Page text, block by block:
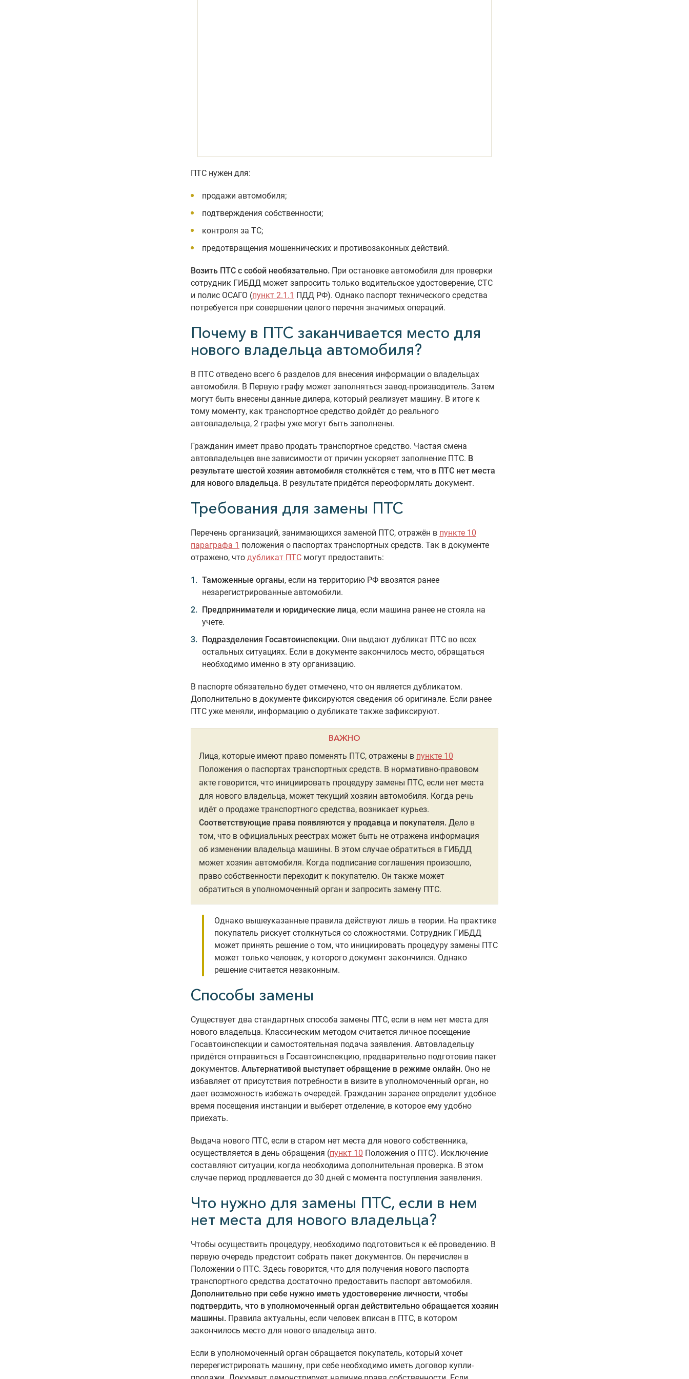
ПТС нужен для:
продажи автомобиля;
подтверждения собственности;
контроля за ТС;
предотвращения мошеннических и противозаконных действий.
Возить ПТС с собой необязательно. При остановке автомобиля для проверки
сотрудник ГИБДД может запросить только водительское удостоверение, СТС
и полис ОСАГО (пункт 2.1.1 ПДД РФ). Однако паспорт технического средства
потребуется при совершении целого перечня значимых операций.
Почему в ПТС заканчивается место для
нового владельца автомобиля?
В ПТС отведено всего 6 разделов для внесения информации о владельцах
автомобиля. В Первую графу может заполняться завод-производитель. Затем
могут быть внесены данные дилера, который реализует машину. В итоге к
тому моменту, как транспортное средство дойдёт до реального
автовладельца, 2 графы уже могут быть заполнены.
Гражданин имеет право продать транспортное средство. Частая смена
автовладельцев вне зависимости от причин ускоряет заполнение ПТС. В
результате шестой хозяин автомобиля столкнётся с тем, что в ПТС нет места
для нового владельца. В результате придётся переоформлять документ.
Требования для замены ПТС
Перечень организаций, занимающихся заменой ПТС, отражён в пункте 10
параграфа 1 положения о паспортах транспортных средств. Так в документе
отражено, что дубликат ПТС могут предоставить:
Таможенные органы, если на территорию РФ ввозятся ранее
незарегистрированные автомобили.
Предприниматели и юридические лица, если машина ранее не стояла на
учете.
Подразделения Госавтоинспекции. Они выдают дубликат ПТС во всех
остальных ситуациях. Если в документе закончилось место, обращаться
необходимо именно в эту организацию.
В паспорте обязательно будет отмечено, что он является дубликатом.
Дополнительно в документе фиксируются сведения об оригинале. Если ранее
ПТС уже меняли, информацию о дубликате также зафиксируют.
ВАЖНО
Лица, которые имеют право поменять ПТС, отражены в пункте 10
Положения о паспортах транспортных средств. В нормативно-правовом
акте говорится, что инициировать процедуру замены ПТС, если нет места
для нового владельца, может текущий хозяин автомобиля. Когда речь
идёт о продаже транспортного средства, возникает курьез.
Соответствующие права появляются у продавца и покупателя. Дело в
том, что в официальных реестрах может быть не отражена информация
об изменении владельца машины. В этом случае обратиться в ГИБДД
может хозяин автомобиля. Когда подписание соглашения произошло,
право собственности переходит к покупателю. Он также может
обратиться в уполномоченный орган и запросить замену ПТС.
Однако вышеуказанные правила действуют лишь в теории. На практике
покупатель рискует столкнуться со сложностями. Сотрудник ГИБДД
может принять решение о том, что инициировать процедуру замены ПТС
может только человек, у которого документ закончился. Однако
решение считается незаконным.
Способы замены
Существует два стандартных способа замены ПТС, если в нем нет места для
нового владельца. Классическим методом считается личное посещение
Госавтоинспекции и самостоятельная подача заявления. Автовладельцу
придётся отправиться в Госавтоинспекцию, предварительно подготовив пакет
документов. Альтернативой выступает обращение в режиме онлайн. Оно не
избавляет от присутствия потребности в визите в уполномоченный орган, но
дает возможность избежать очередей. Гражданин заранее определит удобное
время посещения инстанции и выберет отделение, в которое ему удобно
приехать.
Выдача нового ПТС, если в старом нет места для нового собственника,
осуществляется в день обращения (пункт 10 Положения о ПТС). Исключение
составляют ситуации, когда необходима дополнительная проверка. В этом
случае период продлевается до 30 дней с момента поступления заявления.
Что нужно для замены ПТС, если в нем
нет места для нового владельца?
Чтобы осуществить процедуру, необходимо подготовиться к её проведению. В
первую очередь предстоит собрать пакет документов. Он перечислен в
Положении о ПТС. Здесь говорится, что для получения нового паспорта
транспортного средства достаточно предоставить паспорт автомобиля.
Дополнительно при себе нужно иметь удостоверение личности, чтобы
подтвердить, что в уполномоченный орган действительно обращается хозяин
машины. Правила актуальны, если человек вписан в ПТС, в котором
закончилось место для нового владельца авто.
Если в уполномоченный орган обращается покупатель, который хочет
перерегистрировать машину, при себе необходимо иметь договор купли-